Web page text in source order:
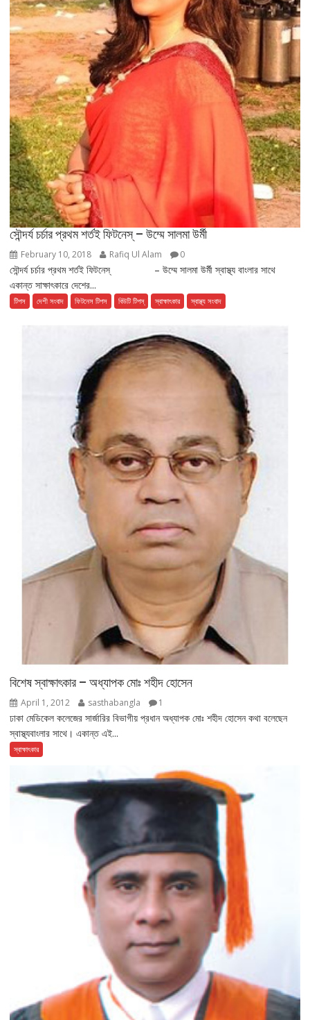
সৌন্দর্য চর্চার প্রথম শর্তই ফিটনেস্ – উম্মে সালমা উর্মী
February 10, 2018 Rafiq Ul Alam 0
সৌন্দর্য চর্চার প্রথম শর্তই ফিটনেস্ – উম্মে সালমা উর্মী স্বাস্থ্য বাংলার সাথে
একান্ত সাক্ষাৎকারে দেশের...
টিপস দেশী সংবাদ ফিটনেস টিপস বিউটি টিপস্ স্বাক্ষাৎকার স্বাস্থ্য সংবাদ
বিশেষ স্বাক্ষাৎকার – অধ্যাপক মোঃ শহীদ হোসেন
April 1, 2012 sasthabangla 1
ঢাকা মেডিকেল কলেজের সার্জারির বিভাগীয় প্রধান অধ্যাপক মোঃ শহীদ হোসেন কথা বলেছেন
স্বাস্থ্যবাংলার সাথে। একান্ত এই...
স্বাক্ষাৎকার